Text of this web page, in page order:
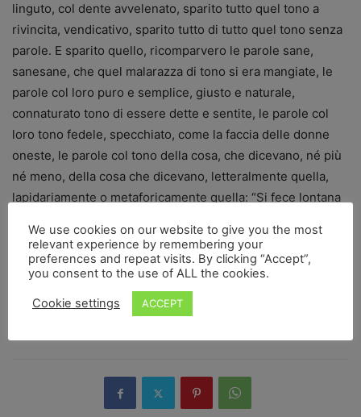
linguto, col dente avvelenato, sparito tutto quel tono a
rivincita, vendicativo, sparito tutto di tutto quel tono senza
parole. E sparito quello, ricomparvero le parole sane,
sanesane, che quel malarazza di tono si era mangiate, le
parole col loro puro e semplice, giusto e naturale,
connaturato tono di essere dette e sentite, le parole col
loro tono fedele, specchiato, come la faccia delle donne
oneste, le parole col tono della cosa, che dicevano, né più
né meno, della cosa che dicevano, letteralmente quella,
lapidariamente o metaforicamente quella: “Si fece lontana
Ancora da Horcynus Orca, di Stefano D’Arrigo.
Che tornino, sane, le parole…
We use cookies on our website to give you the most
relevant experience by remembering your
preferences and repeat visits. By clicking “Accept”,
you consent to the use of ALL the cookies.
Cookie settings ACCEPT